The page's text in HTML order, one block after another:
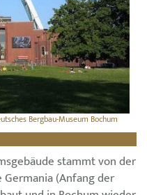
Bergbau-Museum Bochum
stammt von der
(Anfang der